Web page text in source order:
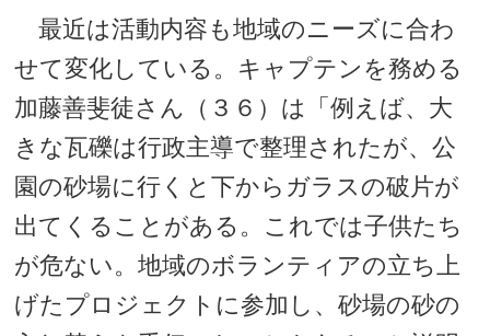
最近は活動内容も地域のニーズに合わ
せて変化している。キャプテンを務める
加藤善斐徒さん（３６）は「例えば、大
きな瓦礫は行政主導で整理されたが、公
園の砂場に行くと下からガラスの破片が
出てくることがある。これでは子供たち
が危ない。地域のボランティアの立ち上
げたプロジェクトに参加し、砂場の砂の